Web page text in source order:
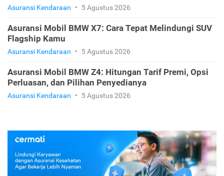
Asuransi Kendaraan • 5 Agustus 2026
Asuransi Mobil BMW X7: Cara Tepat Melindungi SUV
Flagship Kamu
Asuransi Kendaraan • 5 Agustus 2026
Asuransi Mobil BMW Z4: Hitungan Tarif Premi, Opsi
Perluasan, dan Pilihan Penyedianya
Asuransi Kendaraan • 5 Agustus 2026